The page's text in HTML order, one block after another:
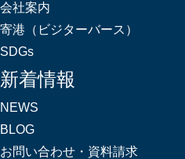
会社案内
寄港（ビジターバース）
SDGs
新着情報
NEWS
BLOG
お問い合わせ・資料請求